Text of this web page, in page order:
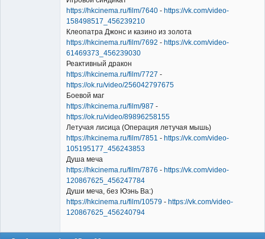
https://hkcinema.ru/film/7640 - https://vk.com/video-
158498517_456239210
Клеопатра Джонс и казино из золота
https://hkcinema.ru/film/7692 - https://vk.com/video-
61469373_456239030
Реактивный дракон
https://hkcinema.ru/film/7727 -
https://ok.ru/video/256042797675
Боевой маг
https://hkcinema.ru/film/987 -
https://ok.ru/video/89896258155
Летучая лисица (Операция летучая мышь)
https://hkcinema.ru/film/7851 - https://vk.com/video-
105195177_456243853
Душа меча
https://hkcinema.ru/film/7876 - https://vk.com/video-
120867625_456247784
Души меча, без Юэнь Ва:)
https://hkcinema.ru/film/10579 - https://vk.com/video-
120867625_456240794